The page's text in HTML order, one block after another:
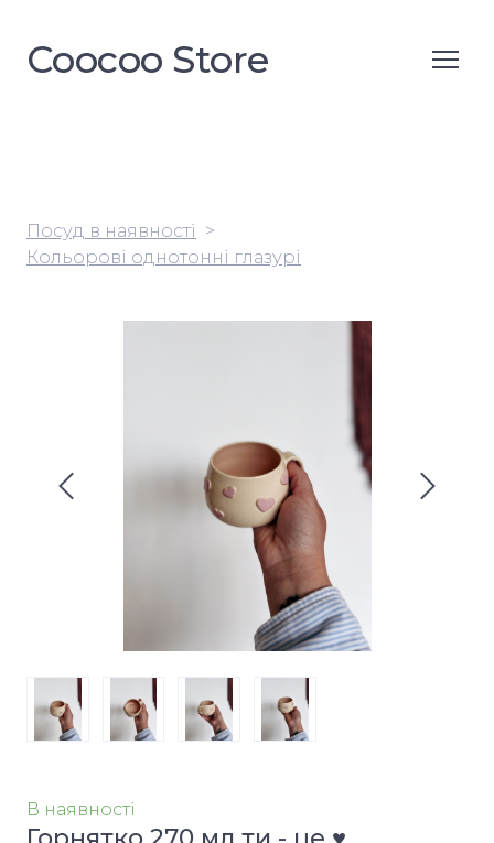
Coocoo Store
Посуд в наявності
Кольорові однотонні глазурі
В наявності